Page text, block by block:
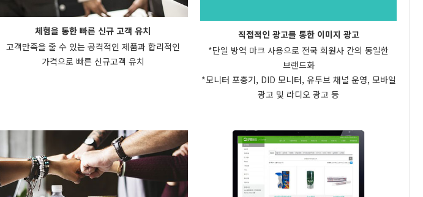
체험을 통한 빠른 신규 고객 유치
고객만족을 줄 수 있는 공격적인 제품과 합리적인
가격으로 빠른 신규고객 유치
직접적인 광고를 통한 이미지 광고
*단일 방역 마크 사용으로 전국 회원사 간의 동일한
브랜드화
*모니터 포충기, DID 모니터, 유투브 채널 운영, 모바일
광고 및 라디오 광고 등